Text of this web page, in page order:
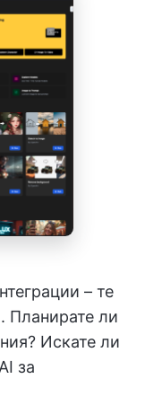
– те
Планирате ли
Искате ли
за